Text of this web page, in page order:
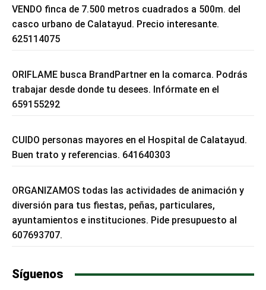
VENDO finca de 7.500 metros cuadrados a 500m. del
casco urbano de Calatayud. Precio interesante.
625114075
ORIFLAME busca BrandPartner en la comarca. Podrás
trabajar desde donde tu desees. Infórmate en el
659155292
CUIDO personas mayores en el Hospital de Calatayud.
Buen trato y referencias. 641640303
ORGANIZAMOS todas las actividades de animación y
diversión para tus fiestas, peñas, particulares,
ayuntamientos e instituciones. Pide presupuesto al
607693707.
Síguenos